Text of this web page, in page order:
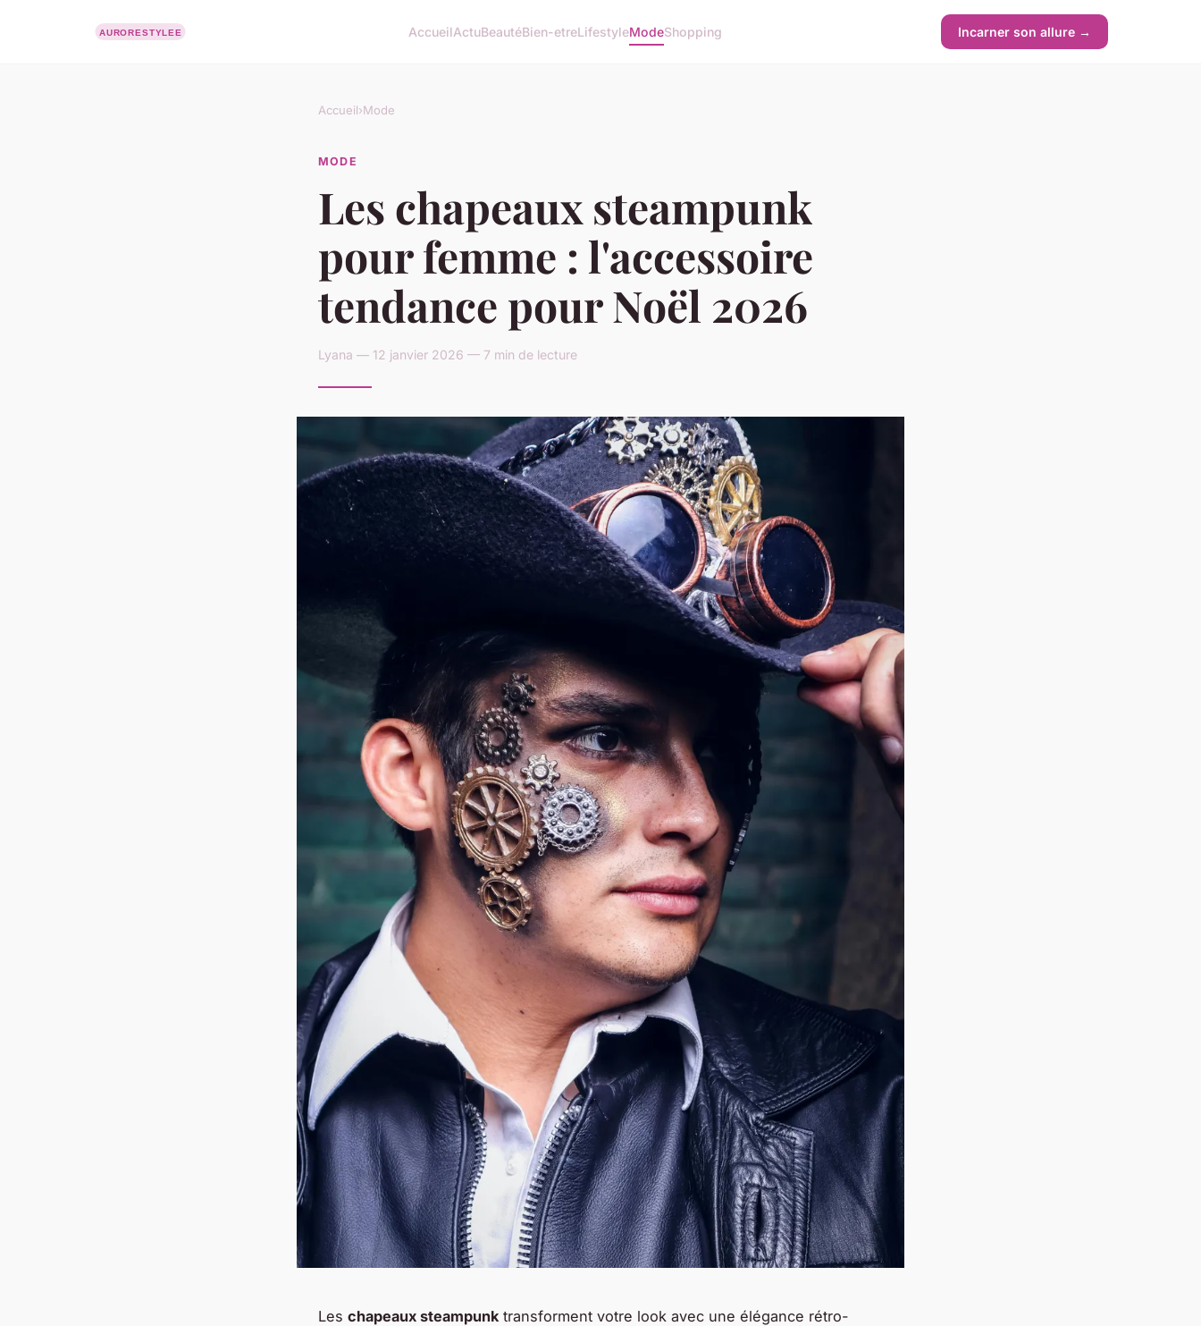
AccueilActuBeautéBien-etreLifestyleModeShopping Incarner son allure →
Accueil›Mode
MODE
Les chapeaux steampunk
pour femme : l'accessoire
tendance pour Noël 2026
Lyana — 12 janvier 2026 — 7 min de lecture
Les chapeaux steampunk transforment votre look avec une élégance rétro-